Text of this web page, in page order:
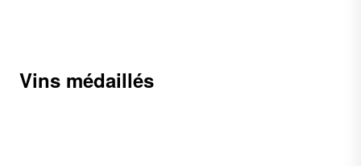
Vins médaillés